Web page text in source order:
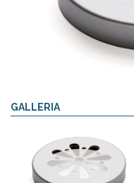
GALLERIA